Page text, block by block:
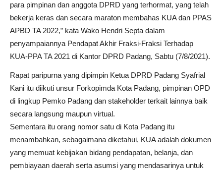
para pimpinan dan anggota DPRD yang terhormat, yang telah
bekerja keras dan secara maraton membahas KUA dan PPAS
APBD TA 2022,” kata Wako Hendri Septa dalam
penyampaiannya Pendapat Akhir Fraksi-Fraksi Terhadap
KUA-PPA TA 2021 di Kantor DPRD Padang, Sabtu (7/8/2021).
Rapat paripurna yang dipimpin Ketua DPRD Padang Syafrial
Kani itu diikuti unsur Forkopimda Kota Padang, pimpinan OPD
di lingkup Pemko Padang dan stakeholder terkait lainnya baik
secara langsung maupun virtual.
Sementara itu orang nomor satu di Kota Padang itu
menambahkan, sebagaimana diketahui, KUA adalah dokumen
yang memuat kebijakan bidang pendapatan, belanja, dan
pembiayaan daerah serta asumsi yang mendasarinya untuk